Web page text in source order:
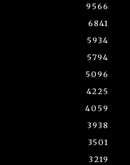
9566
6841
5934
5794
5096
4225
4059
3938
3501
3219